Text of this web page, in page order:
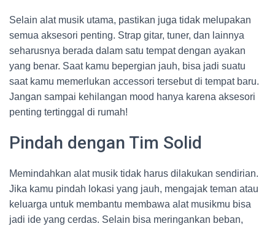
Selain alat musik utama, pastikan juga tidak melupakan
semua aksesori penting. Strap gitar, tuner, dan lainnya
seharusnya berada dalam satu tempat dengan ayakan
yang benar. Saat kamu bepergian jauh, bisa jadi suatu
saat kamu memerlukan accessori tersebut di tempat baru.
Jangan sampai kehilangan mood hanya karena aksesori
penting tertinggal di rumah!
Pindah dengan Tim Solid
Memindahkan alat musik tidak harus dilakukan sendirian.
Jika kamu pindah lokasi yang jauh, mengajak teman atau
keluarga untuk membantu membawa alat musikmu bisa
jadi ide yang cerdas. Selain bisa meringankan beban,